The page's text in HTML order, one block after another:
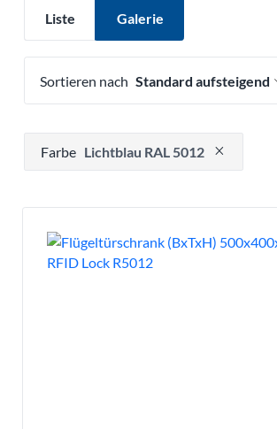
Liste Galerie
Sortieren nach
Drücken, um Filteroption zu entfernen
Farbe Lichtblau RAL 5012